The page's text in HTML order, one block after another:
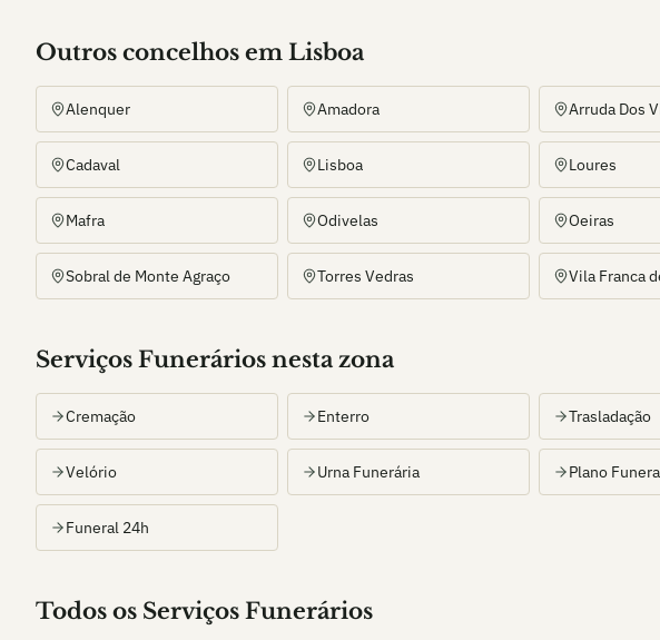
Outros concelhos em Lisboa
Alenquer Amadora Arruda Dos
Cadaval Lisboa Loures
Mafra Odivelas Oeiras
Sobral de Monte Agraço Torres Vedras Vila Franca
Serviços Funerários nesta zona
Cremação Enterro Trasladação
Velório Urna Funerária Plano
Funeral 24h
Todos os Serviços Funerários